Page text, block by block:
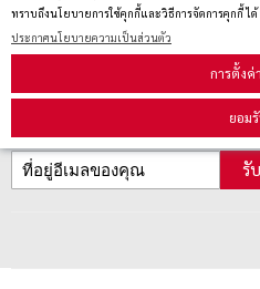
ทราบถึงนโยบายการใช้คุกกี้และวิธีการจัดการคุกกี้ ได้
ประกาศนโยบายความเป็นส่วนตัว
การตั้งค่
ยอม
วิธีลบคุกกี้
สมัครรับข่าวสาร
รั